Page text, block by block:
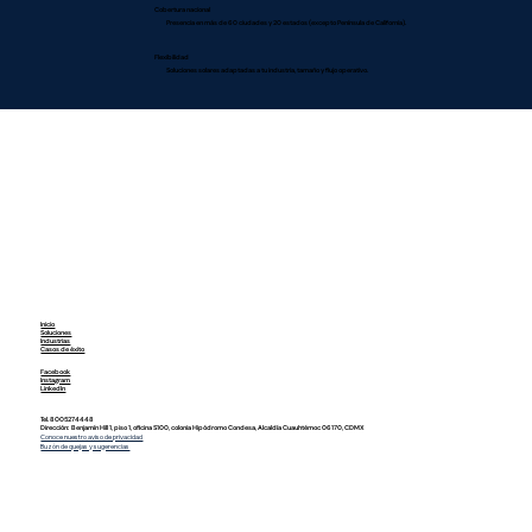
Cobertura nacional
Presencia en más de 60 ciudades y 20 estados (excepto Península de California).
Flexibilidad
Soluciones solares adaptadas a tu industria, tamaño y flujo operativo.
Inicio
Soluciones
Industrias
Casos de éxito
Facebook
Instagram
LinkedIn
Tel. 8005274448
Dirección:Benjamín Hill 1, piso 1, oficina S100, colonia Hipódromo Condesa, Alcaldía Cuauhtémoc 06170, CDMX
Conoce nuestro aviso de privacidad
Buzón de quejas y sugerencias